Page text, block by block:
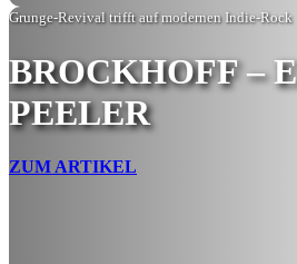
Grunge-Revival trifft auf modernen Indie-Rock
BROCKHOFF –
PEELER
ZUM ARTIKEL